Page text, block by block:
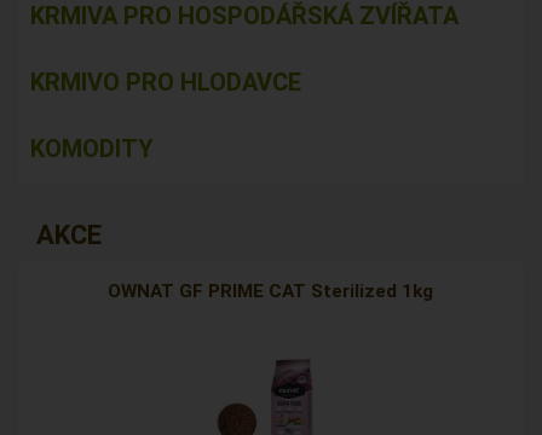
KRMIVA PRO HOSPODÁŘSKÁ ZVÍŘATA
KRMIVO PRO HLODAVCE
KOMODITY
AKCE
OWNAT GF PRIME CAT Sterilized 1kg